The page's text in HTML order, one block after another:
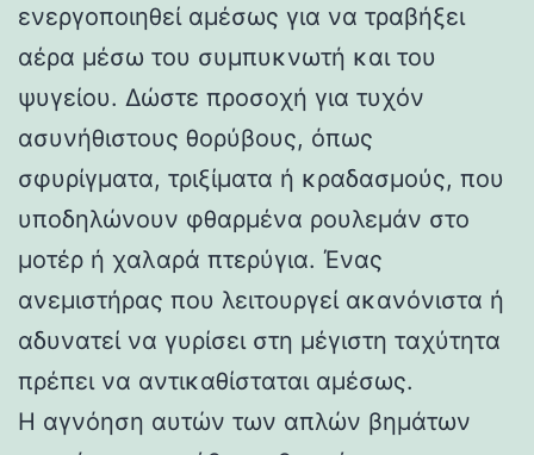
ενεργοποιηθεί αμέσως για να τραβήξει
αέρα μέσω του συμπυκνωτή και του
ψυγείου. Δώστε προσοχή για τυχόν
ασυνήθιστους θορύβους, όπως
σφυρίγματα, τριξίματα ή κραδασμούς, που
υποδηλώνουν φθαρμένα ρουλεμάν στο
μοτέρ ή χαλαρά πτερύγια. Ένας
ανεμιστήρας που λειτουργεί ακανόνιστα ή
αδυνατεί να γυρίσει στη μέγιστη ταχύτητα
πρέπει να αντικαθίσταται αμέσως.
Η αγνόηση αυτών των απλών βημάτων